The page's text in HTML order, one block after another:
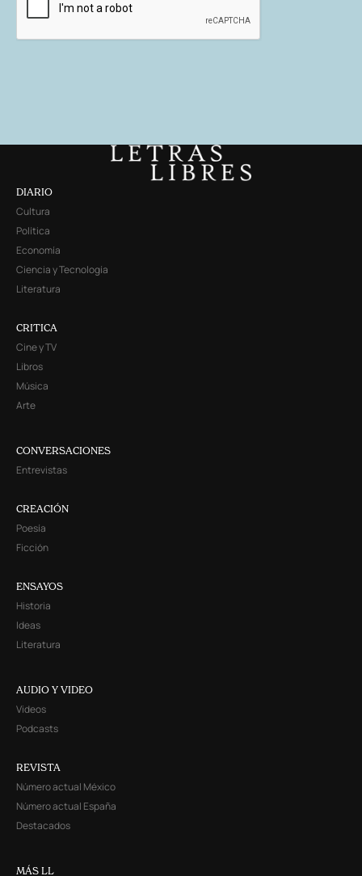
DIARIO
Cultura
Política
Economía
Ciencia y Tecnología
Literatura
CRITICA
Cine y TV
Libros
Música
Arte
CONVERSACIONES
Entrevistas
CREACIÓN
Poesía
Ficción
ENSAYOS
Historia
Ideas
Literatura
AUDIO Y VIDEO
Videos
Podcasts
REVISTA
Número actual México
Número actual España
Destacados
MÁS LL